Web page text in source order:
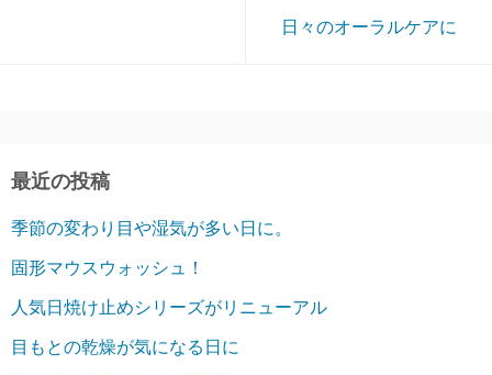
日々のオーラルケアに
最近の投稿
季節の変わり目や湿気が多い日に。
固形マウスウォッシュ！
人気日焼け止めシリーズがリニューアル
目もとの乾燥が気になる日に